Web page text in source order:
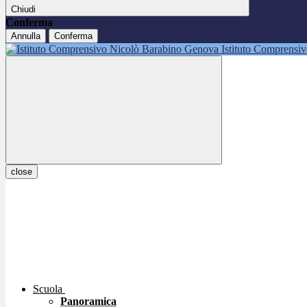
Chiudi
Conferma
Annulla Conferma
Istituto
close
Scuola
Panoramica